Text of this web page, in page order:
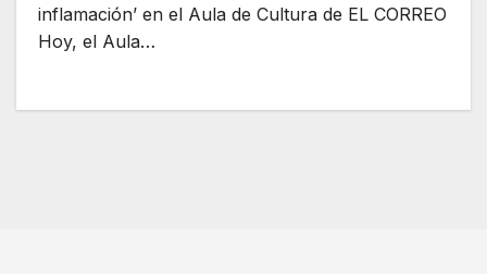
inflamación’ en el Aula de Cultura de EL CORREO
Hoy, el Aula…